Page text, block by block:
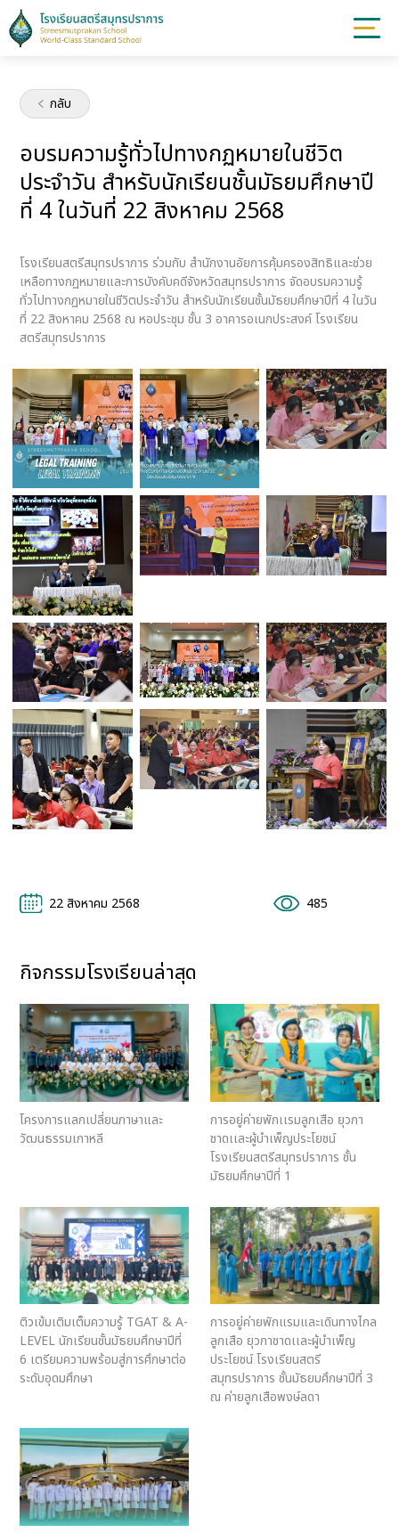
กลับ
อบรมความรู้ทั่วไปทางกฏหมายในชีวิต
ประจำวัน สำหรับนักเรียนชั้นมัธยมศึกษาปี
ที่ 4 ในวันที่ 22 สิงหาคม 2568
โรงเรียนสตรีสมุทรปราการ ร่วมกับ สำนักงานอัยการคุ้มครองสิทธิและช่วย
เหลือทางกฏหมายและการบังคับคดีจังหวัดสมุทรปราการ จัดอบรมความรู้
ทั่วไปทางกฏหมายในชีวิตประจำวัน สำหรับนักเรียนชั้นมัธยมศึกษาปีที่ 4 ในวัน
ที่ 22 สิงหาคม 2568 ณ หอประชุม ชั้น 3 อาคารอเนกประสงค์ โรงเรียน
สตรีสมุทรปราการ
22 สิงหาคม 2568 485
กิจกรรมโรงเรียนล่าสุด
โครงการแลกเปลี่ยนภาษาและ
วัฒนธรรมเกาหลี
การอยู่ค่ายพักเเรมลูกเสือ ยุวกา
ชาดเเละผู้บำเพ็ญประโยชน์
โรงเรียนสตรีสมุทรปราการ ชั้น
มัธยมศึกษาปีที่ 1
ติวเข้มเติมเต็มความรู้ TGAT & A-
LEVEL นักเรียนชั้นมัธยมศึกษาปีที่
6 เตรียมความพร้อมสู่การศึกษาต่อ
ระดับอุดมศึกษา
การอยู่ค่ายพักแรมและเดินทางไกล
ลูกเสือ ยุวกาชาดเเละผู้บำเพ็ญ
ประโยชน์ โรงเรียนสตรี
สมุทรปราการ ชั้นมัธยมศึกษาปีที่ 3
ณ ค่ายลูกเสือพงษ์ลดา